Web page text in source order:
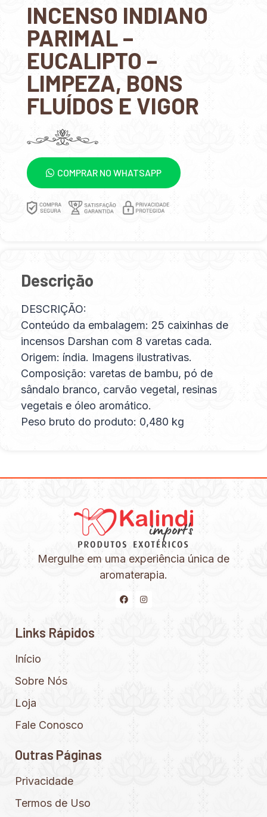
INCENSO INDIANO
PARIMAL –
EUCALIPTO –
LIMPEZA, BONS
FLUÍDOS E VIGOR
COMPRAR NO WHATSAPP
Descrição
DESCRIÇÃO:
Conteúdo da embalagem: 25 caixinhas de
incensos Darshan com 8 varetas cada.
Origem: índia. Imagens ilustrativas.
Composição: varetas de bambu, pó de
sândalo branco, carvão vegetal, resinas
vegetais e óleo aromático.
Peso bruto do produto: 0,480 kg
Mergulhe em uma experiência única de
aromaterapia.
Links Rápidos
Início
Sobre Nós
Loja
Fale Conosco
Outras Páginas
Privacidade
Termos de Uso